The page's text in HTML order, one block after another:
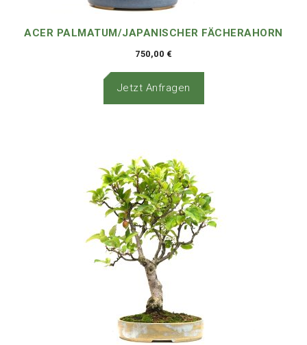
ACER PALMATUM/JAPANISCHER FÄCHERAHORN
750,00 €
Jetzt Anfragen